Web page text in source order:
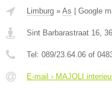
Limburg » As | Google
Sint Barbarastraat 16
Tel: 089/23.64.06 of
E-mail › MAJOLI